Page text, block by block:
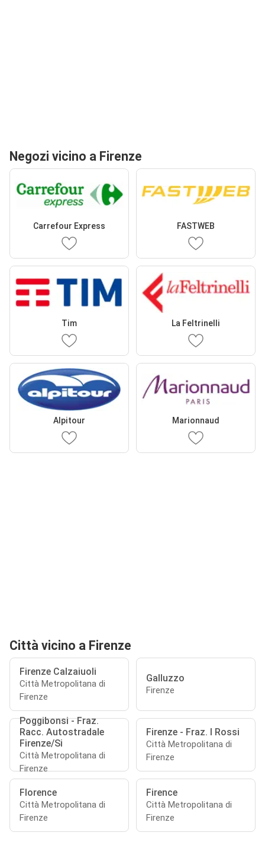
Negozi vicino a Firenze
Carrefour Express FASTWEB
Tim La Feltrinelli
Alpitour Marionnaud
Città vicino a Firenze
Firenze Calzaiuoli
Città Metropolitana di
Firenze
Galluzzo
Firenze
Poggibonsi - Fraz.
Racc. Autostradale
Firenze/Si
Città Metropolitana di
Firenze
Firenze - Fraz. I Rossi
Città Metropolitana di
Firenze
Florence
Città Metropolitana di
Firenze
Firence
Città Metropolitana di
Firenze